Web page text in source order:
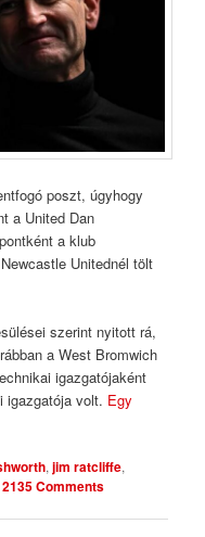
poszt, úgyhogy
a United Dan
a klub
Unitednél tölt
szerint nyitott rá,
a West Bromwich
igazgatójaként
igazgatója volt. Egy
,jim ratcliffe,
2135 Comments